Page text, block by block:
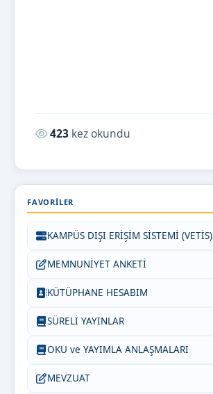
Okunma sayısı:
423 kez okundu
FAVORILER
KAMPÜS DIŞI ERİŞİM SİSTEMİ (VETİS)
MEMNUNİYET ANKETİ
KÜTÜPHANE HESABIM
SÜRELİ YAYINLAR
OKU ve YAYIMLA ANLAŞMALARI
MEVZUAT